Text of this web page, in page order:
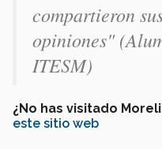
compartieron
opiniones"
ITESM)
¿No has visitado
este sitio web